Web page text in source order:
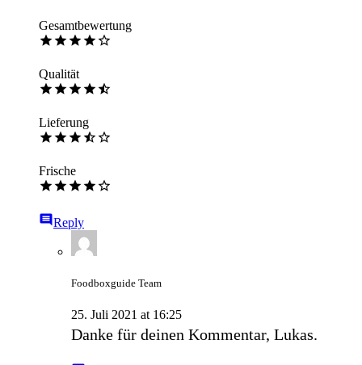
Gesamtbewertung
Qualität
Lieferung
Frische
Reply
Foodboxguide Team
25. Juli 2021 at 16:25
Danke für deinen Kommentar, Lukas.